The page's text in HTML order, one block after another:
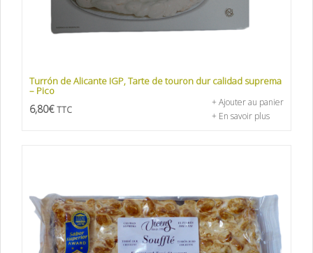
Turrón de Alicante IGP, Tarte de touron dur calidad suprema
– Pico
6,80€ TTC
+ Ajouter au panier
+ En savoir plus